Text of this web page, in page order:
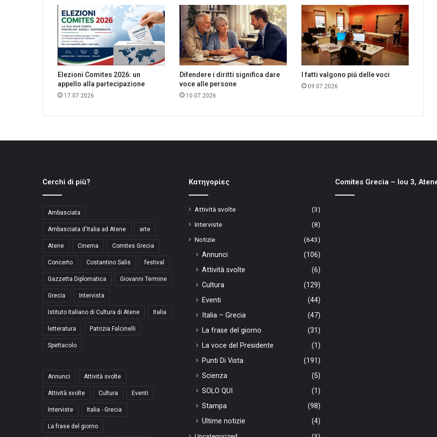
Elezioni Comites 2026: un
appello alla partecipazione
17.07.2026
Difendere i diritti significa dare
voce alle persone
10.07.2026
I fatti valgono piú delle voci
09.07.2026
Cerchi di più?
Ambasciata
Ambasciata d'Italia ad Atene arte
Atene Cinema Comites Grecia
Concerto Costantino Salis festival
Gazzetta Diplomatica Giovanni Termine
Grecia Intervista
Istituto Italiano di Cultura di Atene Italia
letteratura Patrizia Falcinelli
Spettacolo
Annunci Attività svolte
Attività svolte Cultura Eventi
Interviste Italia - Grecia
La frase del giorno
Kατηγορίες
Attività svolte
(3)
Interviste
(8)
Notizie
(643)
Annunci
(106)
Attività svolte
(6)
Cultura
(129)
Eventi
(44)
Italia – Grecia
(47)
La frase del giorno
(31)
La voce del Presidente
(1)
Punti Di Vista
(191)
Scienza
(5)
SOLO QUI
(1)
Stampa
(98)
Ultime notizie
(4)
Comites Grecia – Iou 3,